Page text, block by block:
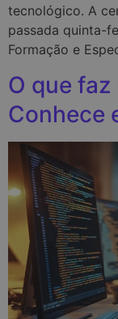
tecnológico. A
passada quinta-
Formação e
O que
Conhece